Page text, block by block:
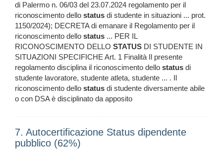
di Palermo n. 06/03 del 23.07.2024 regolamento per il
riconoscimento dello status di studente in situazioni ... prot.
1150/2024); DECRETA di emanare il Regolamento per il
riconoscimento dello status ... PER IL
RICONOSCIMENTO DELLO STATUS DI STUDENTE IN
SITUAZIONI SPECIFICHE Art. 1 Finalità Il presente
regolamento disciplina il riconoscimento dello status di
studente lavoratore, studente atleta, studente ... . Il
riconoscimento dello status di studente diversamente abile
o con DSA è disciplinato da apposito
7. Autocertificazione Status dipendente
pubblico (62%)